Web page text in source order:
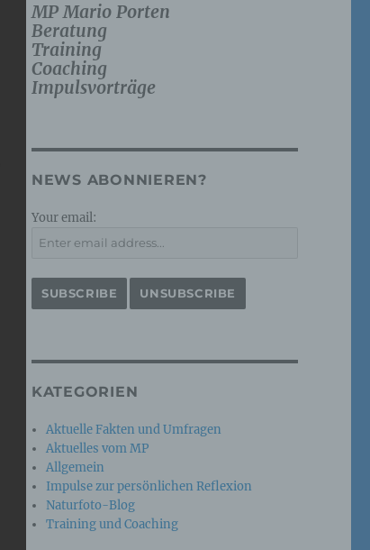
MP Mario Porten
Beratung
Training
Coaching
Impulsvorträge
NEWS ABONNIEREN?
Your email:
KATEGORIEN
Aktuelle Fakten und Umfragen
Aktuelles vom MP
Allgemein
Impulse zur persönlichen Reflexion
Naturfoto-Blog
Training und Coaching